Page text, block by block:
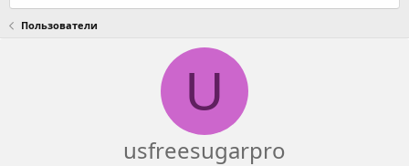
Пользователи
U
usfreesugarpro